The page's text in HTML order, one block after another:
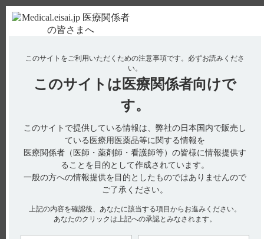
使用期限検索 Drug Information
No : 3266
【レンビマ】 半減期・Cmaxなどの薬物動態につ
いて教えてください。
【レンビマ】
半減期・Cmaxなどの薬物動態について教えてください。
電子添文には、薬物動態に関する以下の記載があります。
16.5 排泄（引用1）
このサイトをご利用いただくための注意事項です。 必ずお読みくださ
い。
このサイトは 医療関係者向けで
す。
このサイトで提供している情報は、弊社の日本国内で販売し
ている医療用医薬品等に関する情報を
医療関係者（医師・薬剤師・看護師等）の皆様に情報提供す
ることを目的として作成されています。
一般の方への情報提供を目的としたものではありませんので
ご了承ください。
上記の内容を確認後、あなたに該当する項目からお進みください。
あなたのクリックは上記への承認とみなされます。